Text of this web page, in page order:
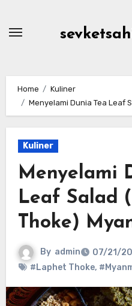
Home
Kuliner
Menyelami Dunia Tea Leaf
Kuliner
Menyelami
Leaf Salad
Thoke)
By admin
07/21/
#Laphet Thoke,